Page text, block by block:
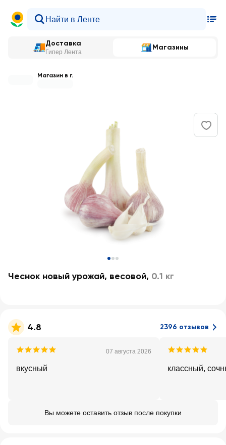
Доставка
Гипер Лента
Магазины
Магазин в г.
Чеснок новый урожай, весовой, 0.1 кг
4.8 2396 отзывов
07 августа 2026
вкусный классный,
Вы можете оставить отзыв после покупки